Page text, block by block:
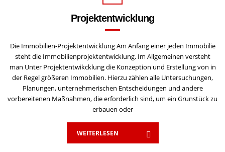
Projektentwicklung
Die Immobilien-Projektentwicklung Am Anfang einer jeden Immobilie
steht die Immobilienprojektentwicklung. Im Allgemeinen versteht
man Unter Projektentwikcklung die Konzeption und Erstellung von in
der Regel größeren Immobilien. Hierzu zählen alle Untersuchungen,
Planungen, unternehmerischen Entscheidungen und andere
vorbereitenen Maßnahmen, die erforderlich sind, um ein Grunstück zu
erbauen oder
WEITERLESEN